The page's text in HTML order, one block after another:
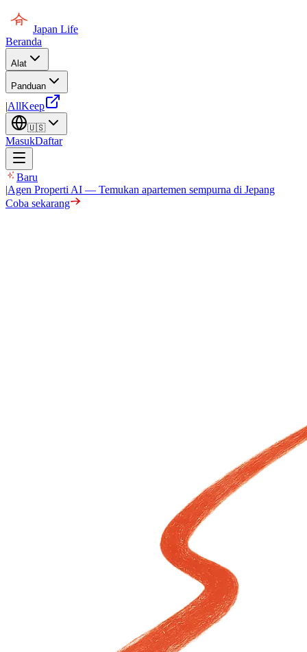
Japan Life
Beranda
Alat
Panduan
|AllKeep
🇺🇸
MasukDaftar
Baru
|Agen Properti AI — Temukan apartemen sempurna di Jepang
Coba sekarang